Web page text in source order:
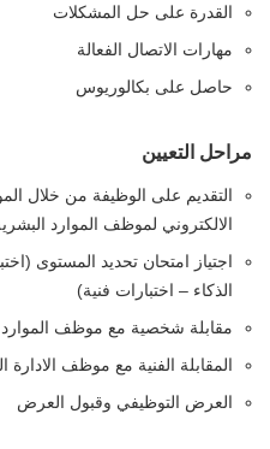
القدرة على حل المشكلات
مهارات الاتصال الفعالة
حاصل على بكالوريوس
مراحل التعيين
التقديم على الوظيفة من خلال
الالكتروني لموظف الموارد
اجتياز امتحان تحديد المستوى
الذكاء – اختبارات فنية)
مقابلة شخصية مع موظف الموارد
المقابلة الفنية مع موظف الادارة
العرض التوظيفي وقبول العرض